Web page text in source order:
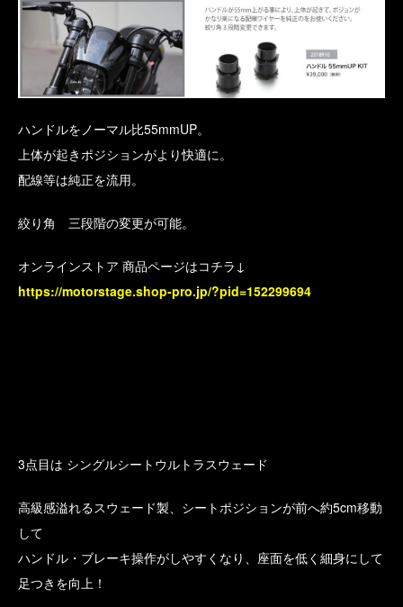
ハンドルをノーマル比55mmUP。
上体が起きポジションがより快適に。
配線等は純正を流用。
絞り角 三段階の変更が可能。
オンラインストア 商品ページはコチラ↓
https://motorstage.shop-pro.jp/?pid=152299694
3点目は シングルシートウルトラスウェード
高級感溢れるスウェード製、シートポジションが前へ約5cm移動
して
ハンドル・ブレーキ操作がしやすくなり、座面を低く細身にして
足つきを向上！